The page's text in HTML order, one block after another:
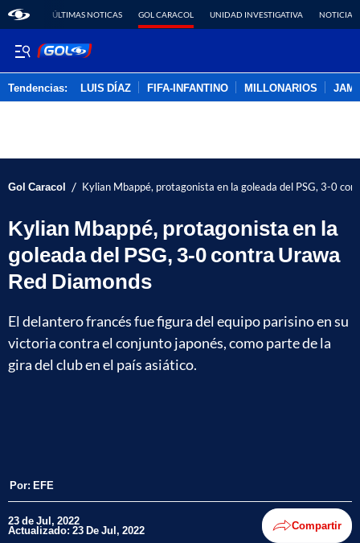
ÚLTIMAS NOTICAS GOL CARACOL UNIDAD INVESTIGATIVA NOTICIAS
Tendencias: LUIS DÍAZ FIFA-INFANTINO MILLONARIOS
Gol Caracol / Kylian Mbappé, protagonista en la goleada del PSG, 3-0
Kylian Mbappé, protagonista en la
goleada del PSG, 3-0 contra Urawa
Red Diamonds
El delantero francés fue figura del equipo parisino en su
victoria contra el conjunto japonés, como parte de la
gira del club en el país asiático.
Por: EFE
23 de Jul, 2022
Actualizado: 23 De Jul, 2022 Compartir